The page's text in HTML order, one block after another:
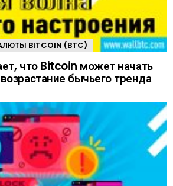
BITCOIN (BTC)
что Bitcoin может начать
бычьего тренда